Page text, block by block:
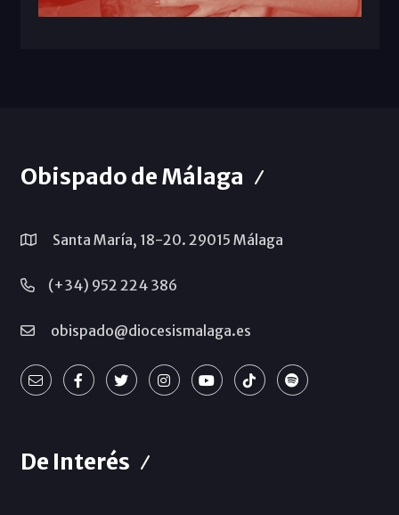
Obispado de Málaga
Santa María, 18-20. 29015 Málaga
(+34) 952 224 386
obispado@diocesismalaga.es
De Interés